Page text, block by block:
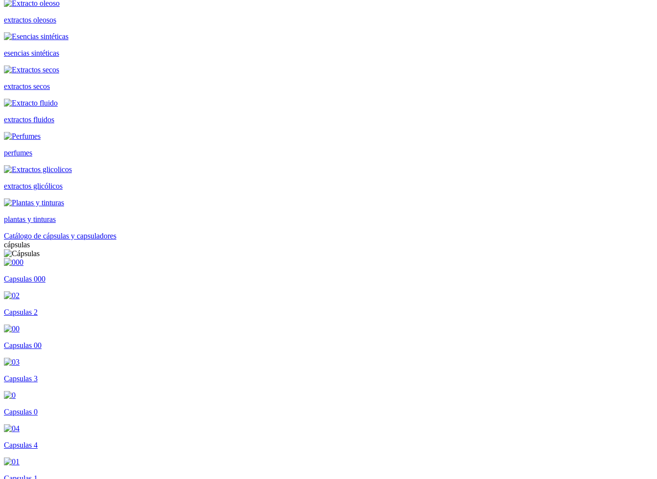
extractos oleosos
esencias sintéticas
extractos secos
extractos fluidos
perfumes
extractos glicólicos
plantas y tinturas
Catálogo de cápsulas y capsuladores
cápsulas
Capsulas 000
Capsulas 2
Capsulas 00
Capsulas 3
Capsulas 0
Capsulas 4